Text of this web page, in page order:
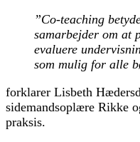
”Co-teaching
samarbejder om at
evaluere
som mulig for alle
forklarer Lisbeth
sidemandsoplære Rikke
praksis.